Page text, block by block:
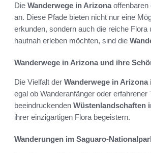
Die Wanderwege in Arizonaoffenbaren
an. Diese Pfade bieten nicht nur eine
erkunden, sondern auch die reiche
hautnah erleben möchten, sind die
Wanderwege in Arizona und ihre
Die Vielfalt der Wanderwege in Arizona
egal ob Wanderanfänger oder
beeindruckenden Wüstenlandschaften
ihrer einzigartigen Flora begeistern.
Wanderungen im Saguaro-